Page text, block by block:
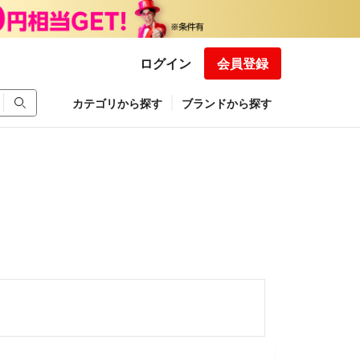
ログイン 会員登録
カテゴリから探す ブランドから探す